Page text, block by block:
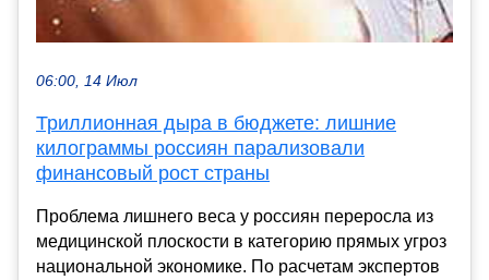
06:00, 14 Июл
Триллионная дыра в бюджете: лишние
килограммы россиян парализовали
финансовый рост страны
Проблема лишнего веса у россиян переросла из
медицинской плоскости в категорию прямых угроз
национальной экономике. По расчетам экспертов